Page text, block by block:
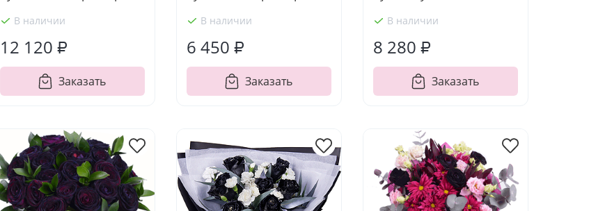
В наличии
12 120 ₽
Заказать
В наличии
6 450 ₽
Заказать
В наличии
8 280 ₽
Заказать